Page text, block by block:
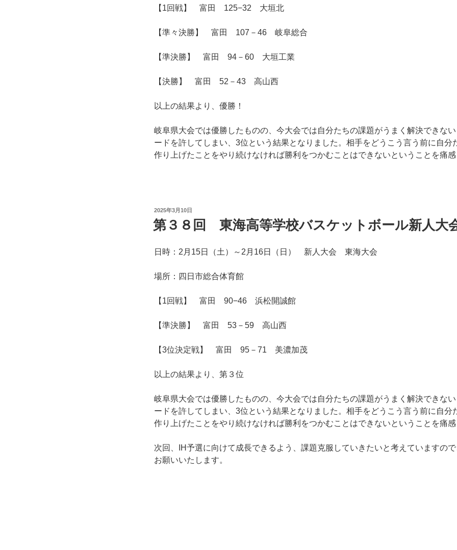
【1回戦】 富田 125−32 大垣北
【準々決勝】 富田 107－46 岐阜総合
【準決勝】 富田 94－60 大垣工業
【決勝】 富田 52－43 高山西
以上の結果より、優勝！
岐阜県大会では優勝したものの、今大会では自分たちの課題がうまく解決できな
ードを許してしまい、3位という結果となりました。相手をどうこう言う前に自分
作り上げたことをやり続けなければ勝利をつかむことはできないということを痛感
投
稿
日:
2025年3月10日
第３８回 東海高等学校バスケットボール新人
日時：2月15日（土）～2月16日（日） 新人大会 東海大会
場所：四日市総合体育館
【1回戦】 富田 90−46 浜松開誠館
【準決勝】 富田 53－59 高山西
【3位決定戦】 富田 95－71 美濃加茂
以上の結果より、第３位
岐阜県大会では優勝したものの、今大会では自分たちの課題がうまく解決できな
ードを許してしまい、3位という結果となりました。相手をどうこう言う前に自分
作り上げたことをやり続けなければ勝利をつかむことはできないということを痛感
次回、IH予選に向けて成長できるよう、課題克服していきたいと考えていますので
お願いいたします。